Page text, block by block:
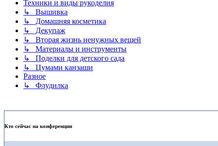
Техники и виды рукоделия
↳ Вышивка
↳ Домашняя косметика
↳ Декупаж
↳ Вторая жизнь ненужных вещей
↳ Материалы и инструменты
↳ Поделки для детского сада
↳ Цумами канзаши
Разное
↳ Флудилка
Кто сейчас на конференции